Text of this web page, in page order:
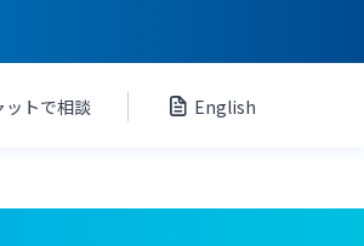
ットで相談 English